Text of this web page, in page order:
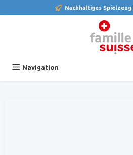
Nachhaltiges Spielzeug
Navigation